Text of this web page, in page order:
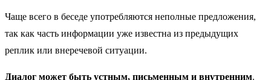
Чаще всего в беседе употребляются неполные предложения,
так как часть информации уже известна из предыдущих
реплик или внеречевой ситуации.
Диалог может быть устным, письменным и внутренним.